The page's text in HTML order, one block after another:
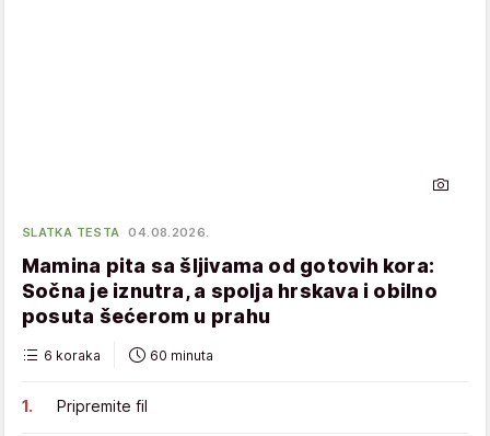
SLATKA TESTA 04.08.2026.
Mamina pita sa šljivama od gotovih kora:
Sočna je iznutra, a spolja hrskava i obilno
posuta šećerom u prahu
6 koraka 60 minuta
Pripremite fil